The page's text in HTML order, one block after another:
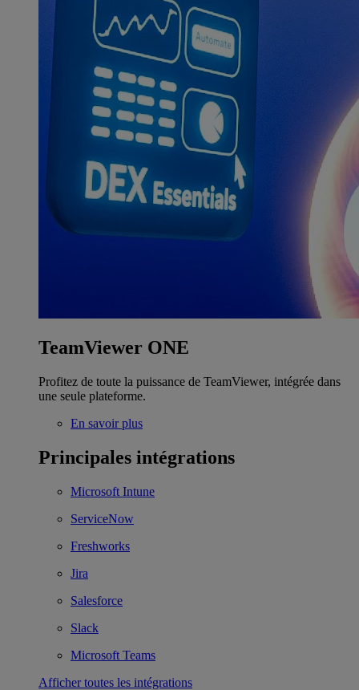
TeamViewer ONE
Profitez de toute la puissance de TeamViewer, intégrée dans
une seule plateforme.
En savoir plus
Principales intégrations
Microsoft Intune
ServiceNow
Freshworks
Jira
Salesforce
Slack
Microsoft Teams
Afficher toutes les intégrations